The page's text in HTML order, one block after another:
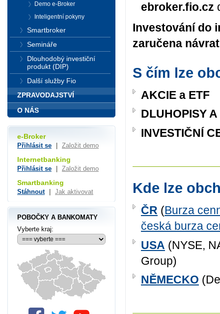
ebroker.fio.cz
Investování do
zaručena
S čím lze
AKCIE a ETF
DLUHOPISY
INVESTIČNÍ
Kde lze
ČR (Burza
česká burza
USA (NYSE,
Group)
NĚMECKO
Demo e-Broker
Inteligentní pokyny
Smartbroker
Semináře
Dlouhodobý investiční
produkt (DIP)
Další služby Fio
ZPRAVODAJSTVÍ
O NÁS
e-Broker
Přihlásit se Založit demo
Internetbanking
Přihlásit se Založit demo
Smartbanking
Stáhnout Jak aktivovat
POBOČKY A BANKOMATY
Vyberte kraj: